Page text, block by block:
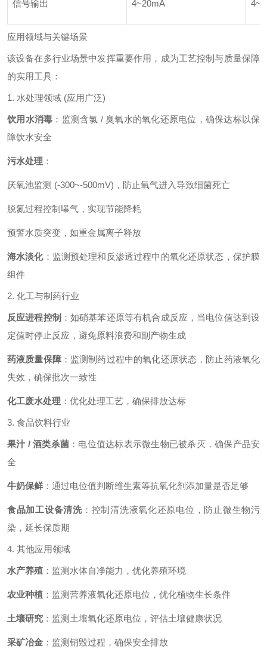
信号输出 4~20mA
应用领域与关键场景
该设备在多行业场景中发挥重要作用，成为工艺控制与质量保障
的实用工具：
1. 水处理领域 (应用广泛)
饮用水消毒 ：监测含氯 / 臭氧水的氧化还原电位，确保达标以保
障饮水安全
污水处理 ：
厌氧池监测 (-300~-500mV)，防止氧气进入导致细菌死亡
脱氮过程控制曝气，实现节能降耗
预警水质突变，如重金属离子释放
海水淡化：监测预处理和反渗透过程中的氧化还原状态，保护膜
组件
2. 化工与制药行业
反应进程控制 ：如硝基苯还原等有机合成反应，当电位值达到设
定值时停止反应，避免原料浪费和副产物生成
药液质量保障：监测制药过程中的氧化还原状态，防止药液氧化
失效，确保批次一致性
化工废水处理 ：优化处理工艺，确保排放达标
3. 食品饮料行业
果汁 / 酒类杀菌 ：电位值达标表示微生物已被杀灭，确保产品安
全
牛奶保鲜：通过电位值判断维生素等抗氧化剂添加量是否足够
食品加工设备清洗：控制清洗液氧化还原电位，防止微生物污
染，延长保质期
4. 其他应用领域
水产养殖 ：监测水体自净能力，优化养殖环境
农业种植 ：监测营养液氧化还原电位，优化植物生长条件
土壤研究 ：监测土壤氧化还原电位，评估土壤健康状况
采矿冶金 ：监测销毁过程，确保安全排放